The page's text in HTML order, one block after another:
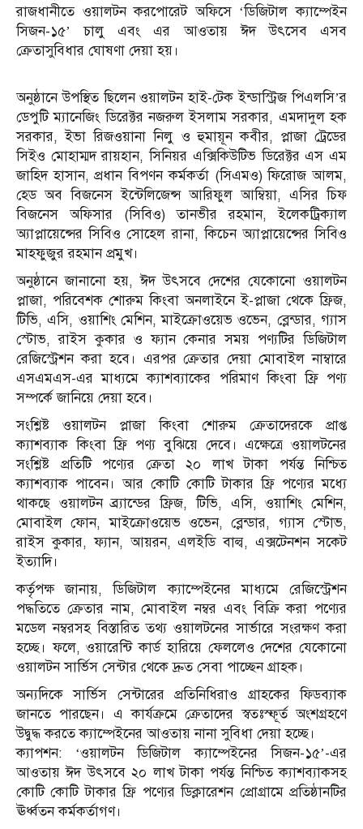
রাজধানীতে ওয়ালটন করপোরেট অফিসে ‘ডিজিটাল ক্যাম্পেইন
সিজন-১৫’ চালু এবং এর আওতায় ঈদ উৎসেব এসব
ক্রেতাসুবিধার ঘোষণা দেয়া হয়।
অনুষ্ঠানে উপস্থিত ছিলেন ওয়ালটন হাই-টেক ইন্ডাস্ট্রিজ পিএলসি’র
ডেপুটি ম্যানেজিং ডিরেক্টর নজরুল ইসলাম সরকার, এমদাদুল হক
সরকার, ইভা রিজওয়ানা নিলু ও হুমায়ূন কবীর, প্লাজা ট্রেডের
সিইও মোহাম্মদ রায়হান, সিনিয়র এক্সিকিউটিভ ডিরেক্টর এস এম
জাহিদ হাসান, প্রধান বিপণন কর্মকর্তা (সিএমও) ফিরোজ আলম,
হেড অব বিজনেস ইন্টেলিজেন্স আরিফুল আম্বিয়া, এসির চিফ
বিজনেস অফিসার (সিবিও) তানভীর রহমান, ইলেকট্রিক্যাল
অ্যাপ্লায়েন্সের সিবিও সোহেল রানা, কিচেন অ্যাপ্লায়েন্সের সিবিও
মাহফুজুর রহমান প্রমুখ।
অনুষ্ঠানে জানানো হয়, ঈদ উৎসবে দেশের যেকোনো ওয়ালটন
প্লাজা, পরিবেশক শোরুম কিংবা অনলাইনে ই-প্লাজা থেকে ফ্রিজ,
টিভি, এসি, ওয়াশিং মেশিন, মাইক্রোওয়েভ ওভেন, ব্লেন্ডার, গ্যাস
স্টোভ, রাইস কুকার ও ফ্যান কেনার সময় পণ্যটির ডিজিটাল
রেজিস্ট্রেশন করা হবে। এরপর ক্রেতার দেয়া মোবাইল নাম্বারে
এসএমএস-এর মাধ্যমে ক্যাশব্যাকের পরিমাণ কিংবা ফ্রি পণ্য
সম্পর্কে জানিয়ে দেয়া হবে।
সংশ্লিষ্ট ওয়ালটন প্লাজা কিংবা শোরুম ক্রেতাদেরকে প্রাপ্ত
ক্যাশব্যাক কিংবা ফ্রি পণ্য বুঝিয়ে দেবে। এক্ষেত্রে ওয়ালটনের
সংশ্লিষ্ট প্রতিটি পণ্যের ক্রেতা ২০ লাখ টাকা পর্যন্ত নিশ্চিত
ক্যাশব্যাক পাবেন। আর কোটি কোটি টাকার ফ্রি পণ্যের মধ্যে
থাকছে ওয়ালটন ব্র্যান্ডের ফ্রিজ, টিভি, এসি, ওয়াশিং মেশিন,
মোবাইল ফোন, মাইক্রোওয়েভ ওভেন, ব্লেন্ডার, গ্যাস স্টোভ,
রাইস কুকার, ফ্যান, আয়রন, এলইডি বাল্ব, এক্সটেনশন সকেট
ইত্যাদি।
কর্তৃপক্ষ জানায়, ডিজিটাল ক্যাম্পেইনের মাধ্যমে রেজিস্ট্রেশন
পদ্ধতিতে ক্রেতার নাম, মোবাইল নম্বর এবং বিক্রি করা পণ্যের
মডেল নম্বরসহ বিস্তারিত তথ্য ওয়ালটনের সার্ভারে সংরক্ষণ করা
হচ্ছে। ফলে, ওয়ারেন্টি কার্ড হারিয়ে ফেললেও দেশের যেকোনো
ওয়ালটন সার্ভিস সেন্টার থেকে দ্রুত সেবা পাচ্ছেন গ্রাহক।
অন্যদিকে সার্ভিস সেন্টারের প্রতিনিধিরাও গ্রাহকের ফিডব্যাক
জানতে পারছেন। এ কার্যক্রমে ক্রেতাদের স্বতঃস্ফূর্ত অংশগ্রহণে
উদ্বুদ্ধ করতে ক্যাম্পেইনের আওতায় নানা সুবিধা দেয়া হচ্ছে।
ক্যাপশন: ‘ওয়ালটন ডিজিটাল ক্যাম্পেইনের সিজন-১৫’-এর
আওতায় ঈদ উৎসবে ২০ লাখ টাকা পর্যন্ত নিশ্চিত ক্যাশব্যাকসহ
কোটি কোটি টাকার ফ্রি পণ্যের ডিক্লারেশন প্রোগ্রামে প্রতিষ্ঠানটির
ঊর্ধ্বতন কর্মকর্তাগণ।